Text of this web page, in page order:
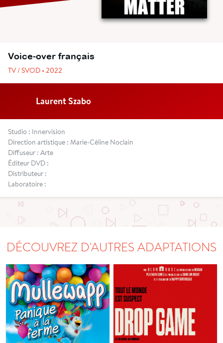
Voice-over français
TV / SVOD • 2022
Laurent Szabo
Studio : Innervision
Direction artistique : Marie-Céline Noclain
Diffuseur : Arte
Éditeur DVD :
Distributeur :
Laboratoire :
DÉCOUVREZ D'AUTRES ADAPTATIONS